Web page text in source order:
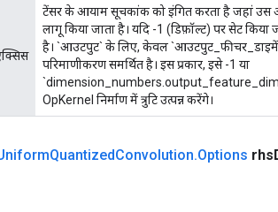
टेंसर के आयाम सूचकांक को इंगित करता है जहां उस
लागू किया जाता है। यदि -1 (डिफ़ॉल्ट) पर सेट किया
है। `आउटपुट` के लिए, केवल
परिमाणीकरण समर्थित है। इस प्रकार, इसे -1 या
OpKernel निर्माण में त्रुटि उत्पन्न करेंगे।
QuantizedConvolution.Options rhs